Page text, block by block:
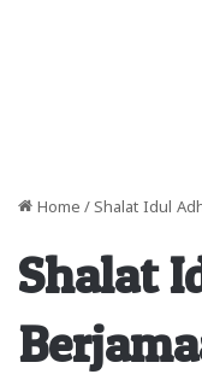
Home / Shalat Idul
Shalat